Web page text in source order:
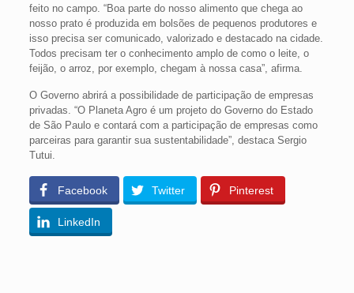
feito no campo. “Boa parte do nosso alimento que chega ao
nosso prato é produzida em bolsões de pequenos produtores e
isso precisa ser comunicado, valorizado e destacado na cidade.
Todos precisam ter o conhecimento amplo de como o leite, o
feijão, o arroz, por exemplo, chegam à nossa casa”, afirma.
O Governo abrirá a possibilidade de participação de empresas
privadas. “O Planeta Agro é um projeto do Governo do Estado
de São Paulo e contará com a participação de empresas como
parceiras para garantir sua sustentabilidade”, destaca Sergio
Tutui.
Facebook Twitter Pinterest
LinkedIn